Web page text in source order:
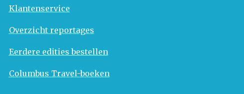
Klantenservice
Overzicht reportages
Eerdere edities bestellen
Columbus Travel-boeken